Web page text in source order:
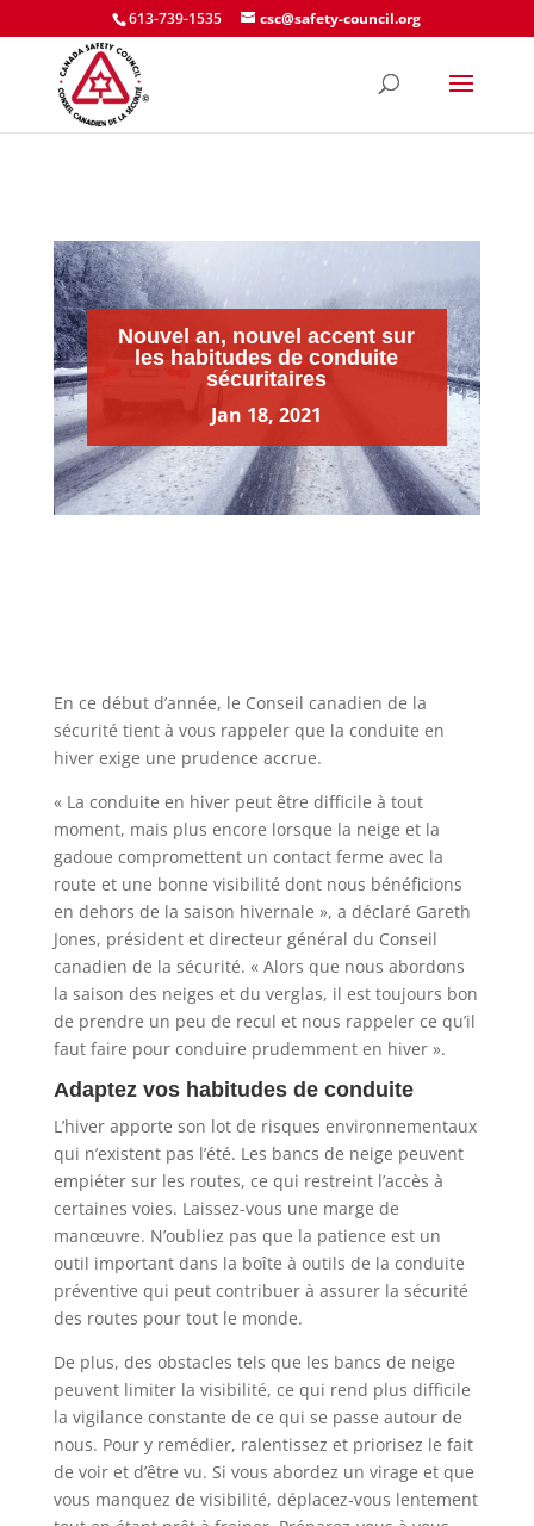
613-739-1535 csc@safety-council.org
Nouvel an, nouvel accent sur
les habitudes de conduite
sécuritaires
Jan 18, 2021
En ce début d’année, le Conseil canadien de la
sécurité tient à vous rappeler que la conduite en
hiver exige une prudence accrue.
« La conduite en hiver peut être difficile à tout
moment, mais plus encore lorsque la neige et la
gadoue compromettent un contact ferme avec la
route et une bonne visibilité dont nous bénéficions
en dehors de la saison hivernale », a déclaré Gareth
Jones, président et directeur général du Conseil
canadien de la sécurité. « Alors que nous abordons
la saison des neiges et du verglas, il est toujours bon
de prendre un peu de recul et nous rappeler ce qu’il
faut faire pour conduire prudemment en hiver ».
Adaptez vos habitudes de conduite
L’hiver apporte son lot de risques environnementaux
qui n’existent pas l’été. Les bancs de neige peuvent
empiéter sur les routes, ce qui restreint l’accès à
certaines voies. Laissez-vous une marge de
manœuvre. N’oubliez pas que la patience est un
outil important dans la boîte à outils de la conduite
préventive qui peut contribuer à assurer la sécurité
des routes pour tout le monde.
De plus, des obstacles tels que les bancs de neige
peuvent limiter la visibilité, ce qui rend plus difficile
la vigilance constante de ce qui se passe autour de
nous. Pour y remédier, ralentissez et priorisez le fait
de voir et d’être vu. Si vous abordez un virage et que
vous manquez de visibilité, déplacez-vous lentement